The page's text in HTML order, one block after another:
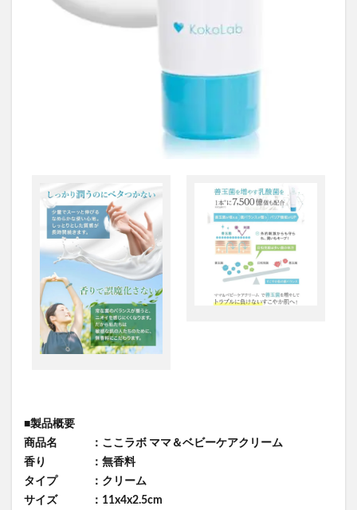
■製品概要
商品名 ：ここラボ ママ＆ベビーケアクリーム
香り ：無香料
タイプ ：クリーム
サイズ ：‎11x4x2.5cm